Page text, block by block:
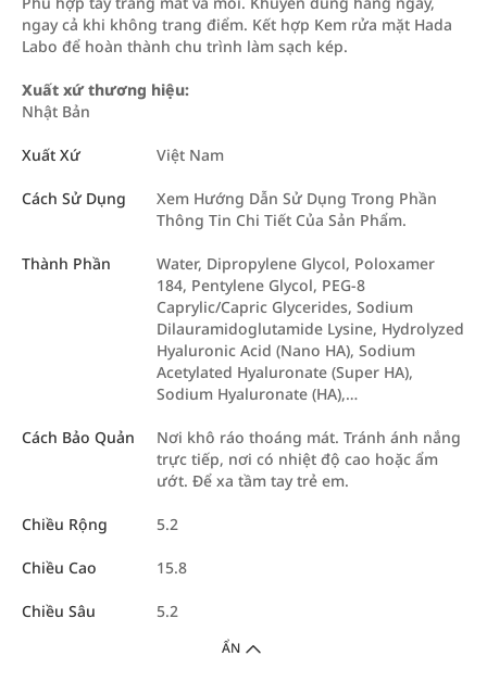
ngay cả khi không trang điểm. Kết hợp Kem rửa mặt Hada
Labo để hoàn thành chu trình làm sạch kép.
Xuất xứ thương hiệu:
Nhật Bản
Xuất Xứ Việt Nam
Cách Sử Dụng
Xem Hướng Dẫn Sử Dụng Trong Phần
Thông Tin Chi Tiết Của Sản Phẩm.
Thành Phần
Water, Dipropylene Glycol, Poloxamer
184, Pentylene Glycol, PEG-8
Caprylic/Capric Glycerides, Sodium
Dilauramidoglutamide Lysine, Hydrolyzed
Hyaluronic Acid (Nano HA), Sodium
Acetylated Hyaluronate (Super HA),
Sodium Hyaluronate (HA),…
Cách Bảo Quản
Nơi khô ráo thoáng mát. Tránh ánh nắng
trực tiếp, nơi có nhiệt độ cao hoặc ẩm
ướt. Để xa tầm tay trẻ em.
Chiều Rộng 5.2
Chiều Cao 15.8
Chiều Sâu 5.2
ẨN